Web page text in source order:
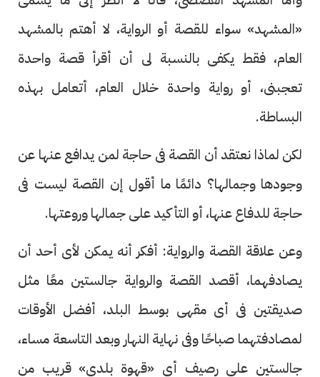
«المشهد» سواء للقصة أو الرواية، لا أهتم بالمشهد
العام، فقط يكفى بالنسبة لى أن أقرأ قصة واحدة
تعجبنى، أو رواية واحدة خلال العام، أتعامل بهذه
البساطة.
لكن لماذا نعتقد أن القصة فى حاجة لمن يدافع عنها عن
وجودها وجمالها؟ دائمًا ما أقول إن القصة ليست فى
حاجة للدفاع عنها، أو التأكيد على جمالها وروعتها.
وعن علاقة القصة والرواية: أفكر أنه يمكن لأى أحد أن
يصادفهما، أقصد القصة والرواية جالستين معًا مثل
صديقتين فى أى مقهى بوسط البلد، أفضل الأوقات
لمصادفتهما صباحًا وفى نهاية النهار وبعد التاسعة مساء،
جالستين على رصيف أى «قهوة بلدى» قريب من